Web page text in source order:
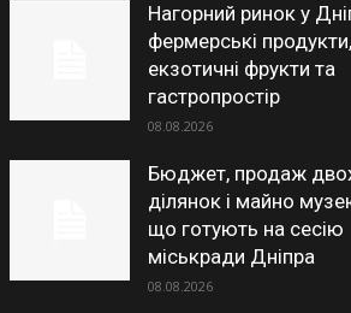
Нагорний ринок у
фермерські продукти,
екзотичні фрукти та
гастропростір
08.08.2026
Бюджет, продаж
ділянок і майно
що готують на сесію
міськради Дніпра
08.08.2026